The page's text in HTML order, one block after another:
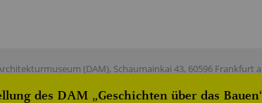
(DAM), Schaumainkai 43, 60596 Frankfurt
des DAM „Geschichten über das